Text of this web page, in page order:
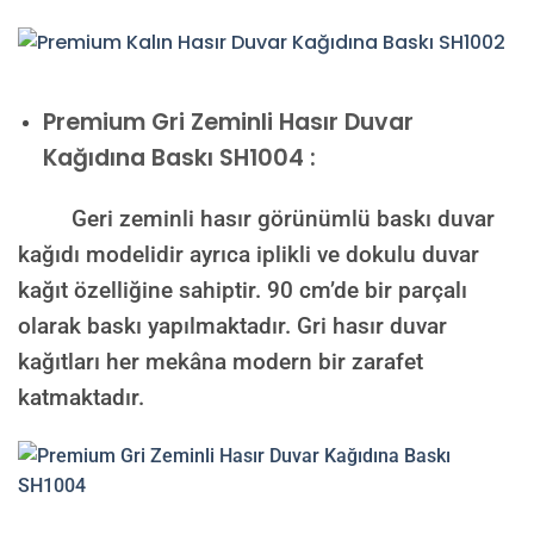
Premium Gri Zeminli Hasır Duvar
Kağıdına Baskı SH1004 :
Geri zeminli hasır görünümlü baskı duvar
kağıdı modelidir ayrıca iplikli ve dokulu duvar
kağıt özelliğine sahiptir. 90 cm’de bir parçalı
olarak baskı yapılmaktadır. Gri hasır duvar
kağıtları her mekâna modern bir zarafet
katmaktadır.